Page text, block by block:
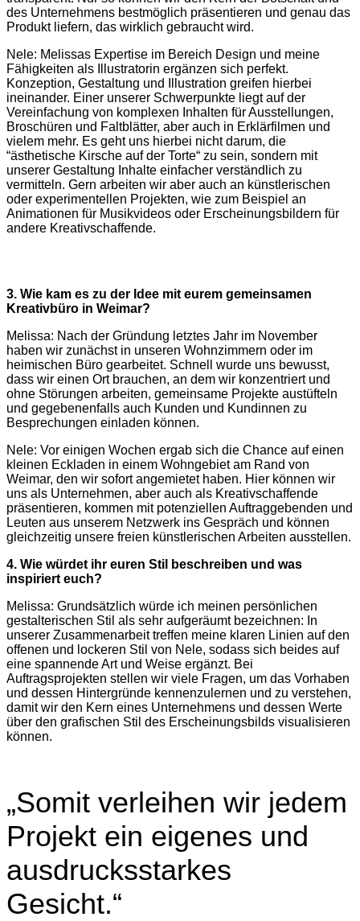
des Unternehmens bestmöglich präsentieren und genau das
Produkt liefern, das wirklich gebraucht wird.
Nele: Melissas Expertise im Bereich Design und meine
Fähigkeiten als Illustratorin ergänzen sich perfekt.
Konzeption, Gestaltung und Illustration greifen hierbei
ineinander. Einer unserer Schwerpunkte liegt auf der
Vereinfachung von komplexen Inhalten für Ausstellungen,
Broschüren und Faltblätter, aber auch in Erklärfilmen und
vielem mehr. Es geht uns hierbei nicht darum, die
“ästhetische Kirsche auf der Torte“ zu sein, sondern mit
unserer Gestaltung Inhalte einfacher verständlich zu
vermitteln. Gern arbeiten wir aber auch an künstlerischen
oder experimentellen Projekten, wie zum Beispiel an
Animationen für Musikvideos oder Erscheinungsbildern für
andere Kreativschaffende.
3. Wie kam es zu der Idee mit eurem gemeinsamen
Kreativbüro in Weimar?
Melissa: Nach der Gründung letztes Jahr im November
haben wir zunächst in unseren Wohnzimmern oder im
heimischen Büro gearbeitet. Schnell wurde uns bewusst,
dass wir einen Ort brauchen, an dem wir konzentriert und
ohne Störungen arbeiten, gemeinsame Projekte austüfteln
und gegebenenfalls auch Kunden und Kundinnen zu
Besprechungen einladen können.
Nele: Vor einigen Wochen ergab sich die Chance auf einen
kleinen Eckladen in einem Wohngebiet am Rand von
Weimar, den wir sofort angemietet haben. Hier können wir
uns als Unternehmen, aber auch als Kreativschaffende
präsentieren, kommen mit potenziellen Auftraggebenden und
Leuten aus unserem Netzwerk ins Gespräch und können
gleichzeitig unsere freien künstlerischen Arbeiten ausstellen.
4. Wie würdet ihr euren Stil beschreiben und was
inspiriert euch?
Melissa: Grundsätzlich würde ich meinen persönlichen
gestalterischen Stil als sehr aufgeräumt bezeichnen: In
unserer Zusammenarbeit treffen meine klaren Linien auf den
offenen und lockeren Stil von Nele, sodass sich beides auf
eine spannende Art und Weise ergänzt. Bei
Auftragsprojekten stellen wir viele Fragen, um das Vorhaben
und dessen Hintergründe kennenzulernen und zu verstehen,
damit wir den Kern eines Unternehmens und dessen Werte
über den grafischen Stil des Erscheinungsbilds visualisieren
können.
„Somit verleihen wir jedem
Projekt ein eigenes und
ausdrucksstarkes
Gesicht.“